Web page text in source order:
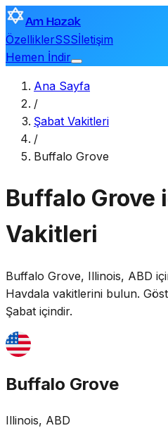
Am Hazak
ÖzelliklerSSSİletişim
Hemen İndir
Ana Sayfa
/
Şabat Vakitleri
/
Buffalo Grove
Buffalo Grove
Vakitleri
Buffalo Grove, Illinois, ABD
Havdala vakitlerini bulun.
Şabat içindir.
Buffalo Grove
Illinois, ABD